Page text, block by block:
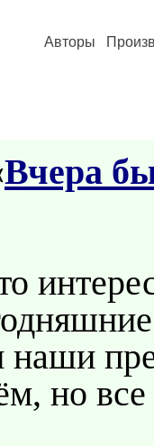
Авторы
Вчера
наши
но